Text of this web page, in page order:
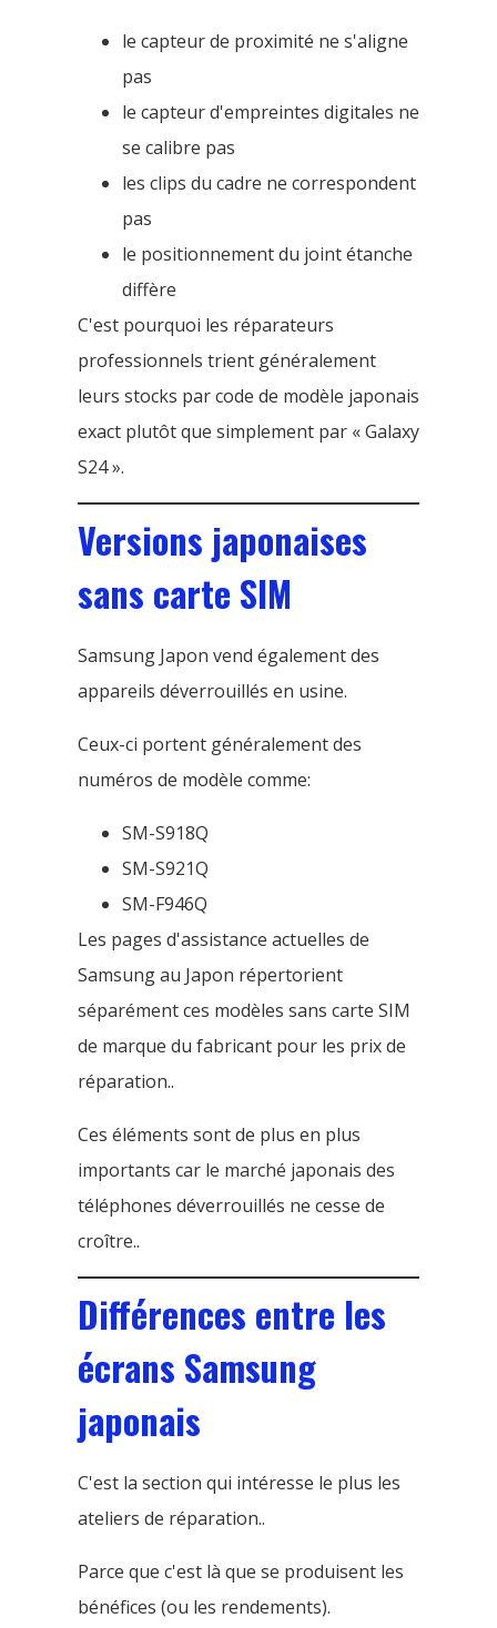
le capteur de proximité ne s'aligne
pas
le capteur d'empreintes digitales ne
se calibre pas
les clips du cadre ne correspondent
pas
le positionnement du joint étanche
diffère
C'est pourquoi les réparateurs
professionnels trient généralement
leurs stocks par code de modèle japonais
exact plutôt que simplement par « Galaxy
S24 ».
Versions japonaises
sans carte SIM
Samsung Japon vend également des
appareils déverrouillés en usine.
Ceux-ci portent généralement des
numéros de modèle comme:
SM-S918Q
SM-S921Q
SM-F946Q
Les pages d'assistance actuelles de
Samsung au Japon répertorient
séparément ces modèles sans carte SIM
de marque du fabricant pour les prix de
réparation..
Ces éléments sont de plus en plus
importants car le marché japonais des
téléphones déverrouillés ne cesse de
croître..
Différences entre les
écrans Samsung
japonais
C'est la section qui intéresse le plus les
ateliers de réparation..
Parce que c'est là que se produisent les
bénéfices (ou les rendements).